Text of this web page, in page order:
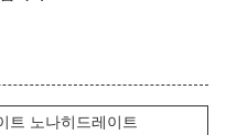
트 노나히드레이트